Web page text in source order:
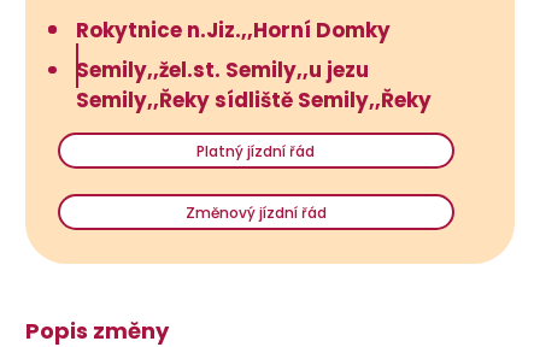
Rokytnice n.Jiz.,,Horní Domky
Semily,,žel.st. Semily,,u jezu
Semily,,Řeky sídliště Semily,,Řeky
Platný jízdní řád
Změnový jízdní řád
Popis změny